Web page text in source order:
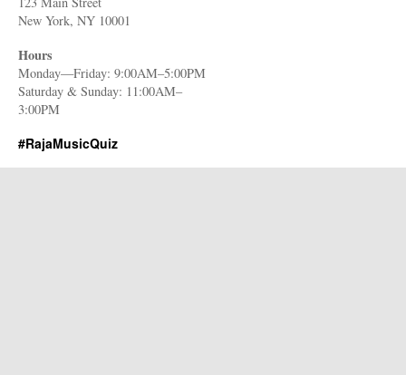
New York, NY 10001
Hours
Monday—Friday: 9:00AM–5:00PM
Saturday & Sunday: 11:00AM–
3:00PM
#RajaMusicQuiz